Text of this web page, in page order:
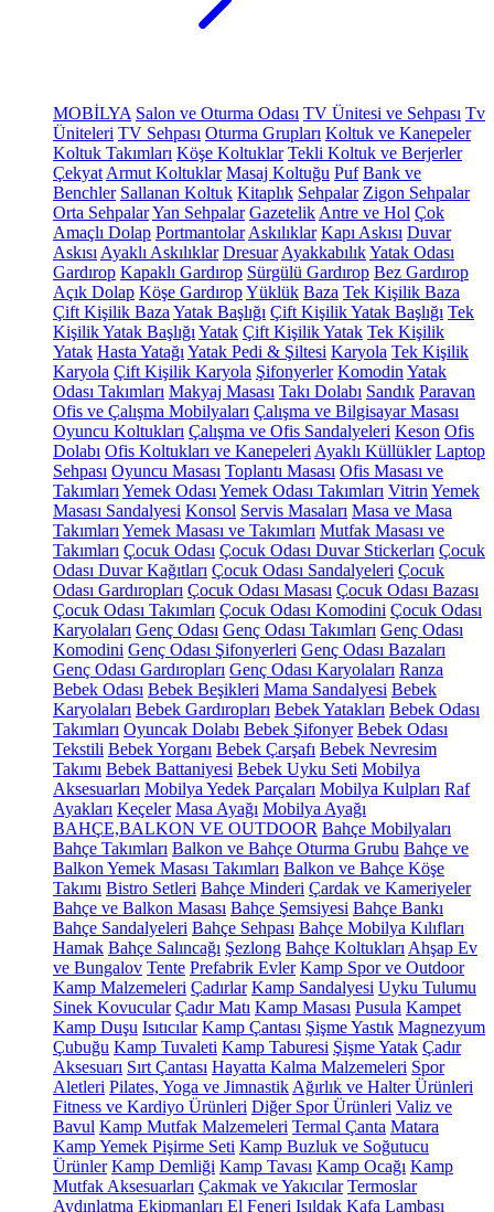
MOBİLYA Salon ve Oturma Odası TV Ünitesi ve Sehpası Tv
Üniteleri TV Sehpası Oturma Grupları Koltuk ve Kanepeler
Koltuk Takımları Köşe Koltuklar Tekli Koltuk ve Berjerler
Çekyat Armut Koltuklar Masaj Koltuğu Puf Bank ve
Benchler Sallanan Koltuk Kitaplık Sehpalar Zigon Sehpalar
Orta SehpalarYan Sehpalar Gazetelik Antre ve Hol Çok
Amaçlı Dolap Portmantolar Askılıklar Kapı Askısı Duvar
Askısı Ayaklı Askılıklar Dresuar AyakkabılıkYatak Odası
Gardırop Kapaklı Gardırop Sürgülü Gardırop Bez Gardırop
Açık Dolap Köşe GardıropYüklük Baza Tek Kişilik Baza
Çift Kişilik Baza Yatak Başlığı Çift Kişilik Yatak Başlığı Tek
Kişilik Yatak Başlığı Yatak Çift Kişilik Yatak Tek Kişilik
Yatak Hasta Yatağı Yatak Pedi & Şiltesi Karyola Tek Kişilik
Karyola Çift Kişilik Karyola Şifonyerler Komodin Yatak
Odası Takımları Makyaj Masası Takı Dolabı Sandık Paravan
Ofis ve Çalışma Mobilyaları Çalışma ve Bilgisayar Masası
Oyuncu Koltukları Çalışma ve Ofis Sandalyeleri Keson Ofis
Dolabı Ofis Koltukları ve Kanepeleri Ayaklı Küllükler Laptop
Sehpası Oyuncu Masası Toplantı Masası Ofis Masası ve
Takımları Yemek Odası Yemek Odası Takımları Vitrin Yemek
Masası Sandalyesi Konsol Servis Masaları Masa ve Masa
Takımları Yemek Masası ve Takımları Mutfak Masası ve
Takımları Çocuk Odası Çocuk Odası Duvar Stickerları Çocuk
Odası Duvar Kağıtları Çocuk Odası Sandalyeleri Çocuk
Odası Gardıropları Çocuk Odası Masası Çocuk Odası Bazası
Çocuk Odası Takımları Çocuk Odası Komodini Çocuk Odası
Karyolaları Genç Odası Genç Odası Takımları Genç Odası
Komodini Genç Odası Şifonyerleri Genç Odası Bazaları
Genç Odası Gardıropları Genç Odası Karyolaları Ranza
Bebek Odası Bebek Beşikleri Mama Sandalyesi Bebek
Karyolaları Bebek Gardıropları Bebek Yatakları Bebek Odası
Takımları Oyuncak Dolabı Bebek Şifonyer Bebek Odası
Tekstili Bebek Yorganı Bebek Çarşafı Bebek Nevresim
Takımı Bebek Battaniyesi Bebek Uyku Seti Mobilya
Aksesuarları Mobilya Yedek Parçaları Mobilya Kulpları Raf
Ayakları Keçeler Masa Ayağı Mobilya Ayağı
BAHÇE,BALKON VE OUTDOOR Bahçe Mobilyaları
Bahçe Takımları Balkon ve Bahçe Oturma Grubu Bahçe ve
Balkon Yemek Masası Takımları Balkon ve Bahçe Köşe
Takımı Bistro Setleri Bahçe Minderi Çardak ve Kameriyeler
Bahçe ve Balkon Masası Bahçe Şemsiyesi Bahçe Bankı
Bahçe Sandalyeleri Bahçe Sehpası Bahçe Mobilya Kılıfları
Hamak Bahçe Salıncağı Şezlong Bahçe Koltukları Ahşap Ev
ve Bungalov Tente Prefabrik Evler Kamp Spor ve Outdoor
Kamp Malzemeleri Çadırlar Kamp Sandalyesi Uyku Tulumu
Sinek Kovucular Çadır Matı Kamp Masası Pusula Kampet
Kamp Duşu Isıtıcılar Kamp Çantası Şişme Yastık Magnezyum
Çubuğu Kamp Tuvaleti Kamp Taburesi Şişme Yatak Çadır
Aksesuarı Sırt Çantası Hayatta Kalma Malzemeleri Spor
Aletleri Pilates, Yoga ve Jimnastik Ağırlık ve Halter Ürünleri
Fitness ve Kardiyo Ürünleri Diğer Spor Ürünleri Valiz ve
Bavul Kamp Mutfak Malzemeleri Termal Çanta Matara
Kamp Yemek Pişirme Seti Kamp Buzluk ve Soğutucu
Ürünler Kamp Demliği Kamp Tavası Kamp Ocağı Kamp
Mutfak Aksesuarları Çakmak ve Yakıcılar Termoslar
Aydınlatma Ekipmanları El Feneri Işıldak Kafa Lambası